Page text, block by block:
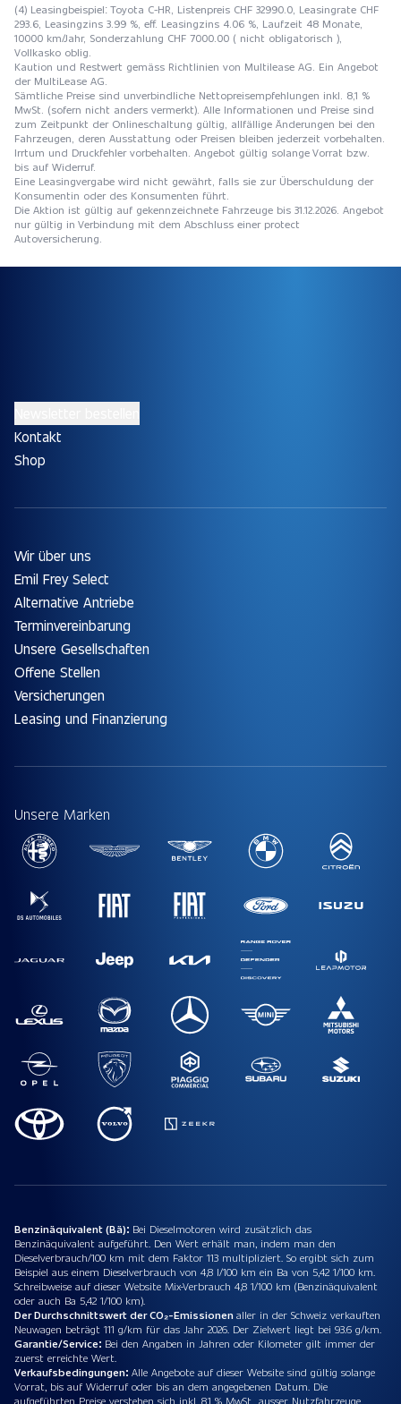
(4) Leasingbeispiel: Toyota C-HR, Listenpreis CHF 32990.0, Leasingrate CHF
293.6, Leasingzins 3.99 %, eff. Leasingzins 4.06 %, Laufzeit 48 Monate,
10000 km/Jahr, Sonderzahlung CHF 7000.00 ( nicht obligatorisch ),
Vollkasko oblig.
Kaution und Restwert gemäss Richtlinien von Multilease AG. Ein Angebot
der MultiLease AG.
Sämtliche Preise sind unverbindliche Nettopreisempfehlungen inkl. 8,1 %
MwSt. (sofern nicht anders vermerkt). Alle Informationen und Preise sind
zum Zeitpunkt der Onlineschaltung gültig, allfällige Änderungen bei den
Fahrzeugen, deren Ausstattung oder Preisen bleiben jederzeit vorbehalten.
Irrtum und Druckfehler vorbehalten. Angebot gültig solange Vorrat bzw.
bis auf Widerruf.
Eine Leasingvergabe wird nicht gewährt, falls sie zur Überschuldung der
Konsumentin oder des Konsumenten führt.
Die Aktion ist gültig auf gekennzeichnete Fahrzeuge bis 31.12.2026. Angebot
nur gültig in Verbindung mit dem Abschluss einer protect
Autoversicherung.
Kontakt
Shop
Wir über uns
Emil Frey Select
Alternative Antriebe
Terminvereinbarung
Unsere Gesellschaften
Offene Stellen
Versicherungen
Leasing und Finanzierung
Unsere Marken
Benzinäquivalent (Bä): Bei Dieselmotoren wird zusätzlich das
Benzinäquivalent aufgeführt. Den Wert erhält man, indem man den
Dieselverbrauch/100 km mit dem Faktor 113 multipliziert. So ergibt sich zum
Beispiel aus einem Dieselverbrauch von 4,8 l/100 km ein Ba von 5,42 1/100 km.
Schreibweise auf dieser Website Mix-Verbrauch 4,8 1/100 km (Benzinäquivalent
oder auch Ba 5,42 1/100 km).
Der Durchschnittswert der CO₂-Emissionenaller in der Schweiz verkauften
Neuwagen beträgt 111 g/km für das Jahr 2026. Der Zielwert liegt bei 93.6 g/km.
Garantie/Service: Bei den Angaben in Jahren oder Kilometer gilt immer der
zuerst erreichte Wert.
Verkaufsbedingungen: Alle Angebote auf dieser Website sind gültig solange
Vorrat, bis auf Widerruf oder bis an dem angegebenen Datum. Die
aufgeführten Preise verstehen sich inkl. 8.1 % MwSt., ausser Nutzfahrzeuge.